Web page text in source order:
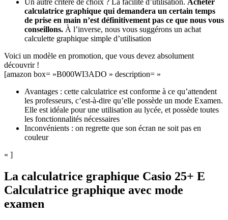
calculatrice graphique qui demandera un certain temps
de prise en main n’est définitivement pas ce que nous vous
conseillons. À l’inverse, nous vous suggérons un achat
calculette graphique simple d’utilisation
Voici un modèle en promotion, que vous devez absolument
découvrir !
[amazon box= »B000WI3ADO » description= »
Avantages : cette calculatrice est conforme à ce qu’attendent
les professeurs, c’est-à-dire qu’elle possède un mode Examen.
Elle est idéale pour une utilisation au lycée, et possède toutes
les fonctionnalités nécessaires
Inconvénients : on regrette que son écran ne soit pas en
couleur
« ]
La calculatrice graphique Casio 25+ E
Calculatrice graphique avec mode
examen